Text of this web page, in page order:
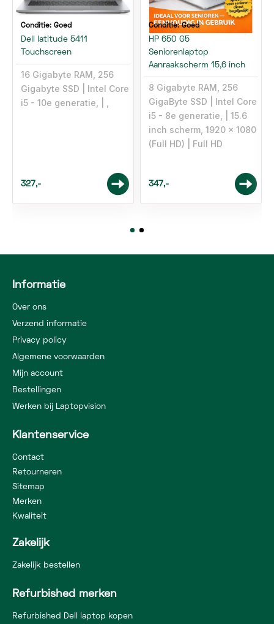
Conditie: Goed
Dell latitude 5411
Touchscreen
16 Gigabyte RAM, 256
Gigabyte SSD
Intel Core
i5 - 10e generatie,
,
327,-
Conditie:Goed
HP 650 G5
Seniorenlaptop
Aanraakscherm 15,6 inch
8 Gigabyte RAM, 256
GigaByte SSD
Intel Core
i5 - 8e generatie,
15.6
inch scherm, 1920 x 1080
(Full HD)
Full HD
347,-
Informatie
Over ons
Verzend informatie
Privacy policy
Algemene voorwaarden
Mijn account
Bestellingen
Werken bij Laptopvision
Klantenservice
Contact
Retourneren
Sitemap
Merken
Kwaliteit
Zakelijk
Zakelijk bestellen
Refurbished merken
Refurbished Dell laptop kopen